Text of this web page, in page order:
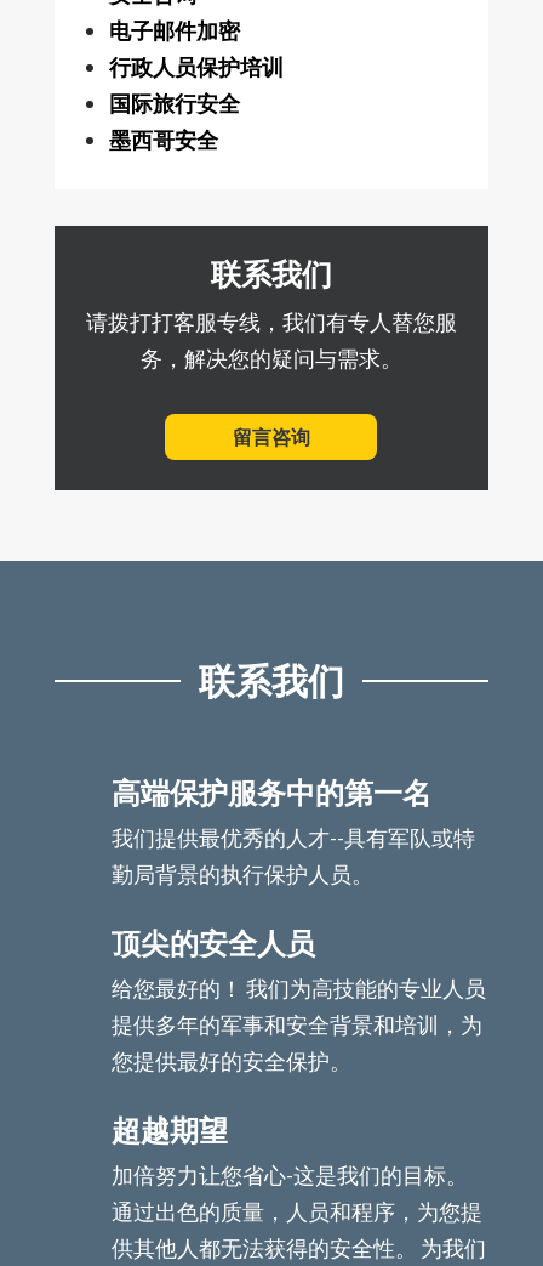
电子邮件加密
行政人员保护培训
国际旅行安全
墨西哥安全
联系我们
请拨打打客服专线，我们有专人替您服
务，解决您的疑问与需求。
留言咨询
联系我们
高端保护服务中的第一名
我们提供最优秀的人才--具有军队或特
勤局背景的执行保护人员。
顶尖的安全人员
给您最好的！ 我们为高技能的专业人员
提供多年的军事和安全背景和培训，为
您提供最好的安全保护。
超越期望
加倍努力让您省心-这是我们的目标。
通过出色的质量，人员和程序，为您提
供其他人都无法获得的安全性。 为我们